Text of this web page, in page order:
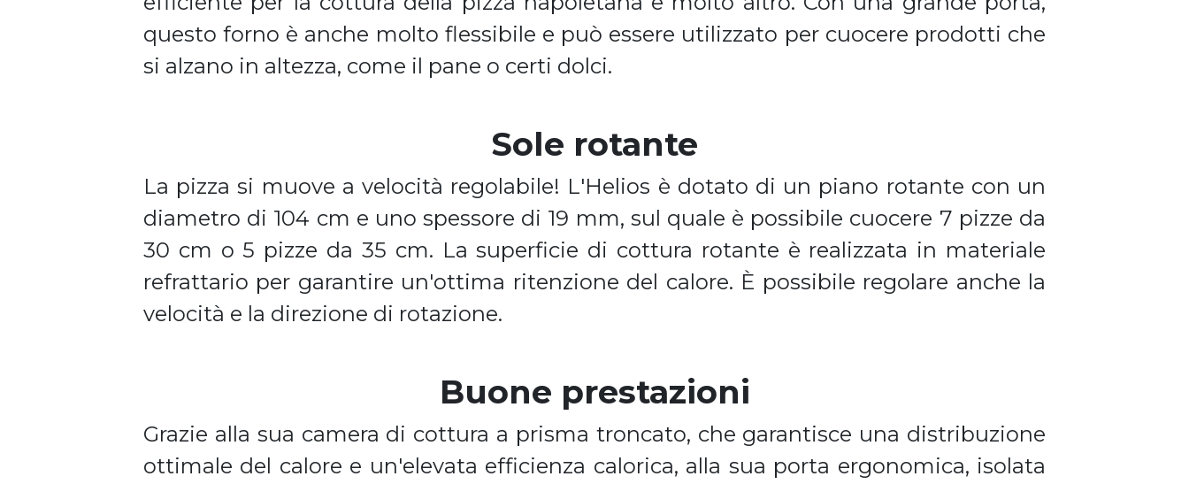
questo forno è anche molto flessibile e può essere utilizzato per cuocere prodotti che
si alzano in altezza, come il pane o certi dolci.
Sole rotante
La pizza si muove a velocità regolabile! L'Helios è dotato di un piano rotante con un
diametro di 104 cm e uno spessore di 19 mm, sul quale è possibile cuocere 7 pizze da
30 cm o 5 pizze da 35 cm. La superficie di cottura rotante è realizzata in materiale
refrattario per garantire un'ottima ritenzione del calore. È possibile regolare anche la
velocità e la direzione di rotazione.
Buone prestazioni
Grazie alla sua camera di cottura a prisma troncato, che garantisce una distribuzione
ottimale del calore e un'elevata efficienza calorica, alla sua porta ergonomica, isolata